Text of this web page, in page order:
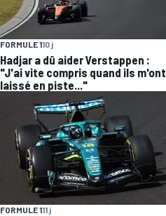
FORMULE 110 j
Hadjar a dû aider Verstappen :
"J'ai vite compris quand ils m'ont
laissé en piste..."
FORMULE 111 j